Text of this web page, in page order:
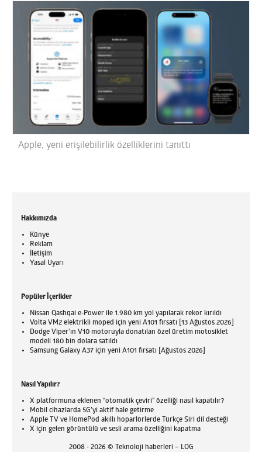
Apple, yeni erişilebilirlik özelliklerini tanıttı
Hakkımızda
Künye
Reklam
İletişim
Yasal Uyarı
Popüler İçerikler
Nissan Qashqai e-Power ile 1.980 km yol yapılarak rekor kırıldı
Volta VM2 elektrikli moped için yeni A101 fırsatı [13 Ağustos 2026]
Dodge Viper'ın V10 motoruyla donatılan özel üretim motosiklet
modeli 180 bin dolara satıldı
Samsung Galaxy A37 için yeni A101 fırsatı [Ağustos 2026]
Nasıl Yapılır?
X platformuna eklenen “otomatik çeviri” özelliği nasıl kapatılır?
Mobil cihazlarda 5G’yi aktif hale getirme
Apple TV ve HomePod akıllı hoparlörlerde Türkçe Siri dil desteği
X için gelen görüntülü ve sesli arama özelliğini kapatma
2008 - 2026 © Teknoloji haberleri – LOG